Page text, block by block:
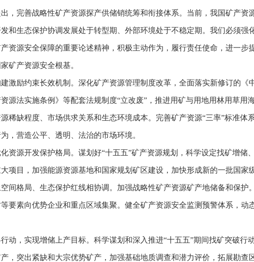
，完善战略性矿产资源探产供储销统筹和衔接体系。当前，我国矿产资
和生态保护协调发展处于转型期、外部环境处于不稳定期。我们必须强
资源安全保障的重要论述精神，积极主动作为，履行责任使命，进一步
矿产资源安全根基。
激励约束长效机制。深化矿产资源管理制度改革，全面落实新修订的《
源法实施条例》等配套法规制度“立改废”，推进用矿与用地用林用草用
稀缺程度、市场供求关系和生态环境成本。完善矿产资源“三率”标准体
，营造公平、透明、法治的市场环境。
资源开发保护格局。谋划好“十五五”矿产资源规划，科学设定找矿增储
项目，加强能源资源基地和国家规划矿区建设，加快形成新的一批国家
间格局、生态保护红线相协调。加强战略性矿产资源矿产地储备和保护
要素向优势企业和重点区域集聚。健全矿产资源安全监测预警体系，动
动，实现增储上产目标。科学谋划和深入推进“十五五”期间找矿突破行
，突出紧缺和大宗优势矿产，加强基础地质调查和潜力评价，拓展勘查